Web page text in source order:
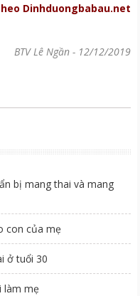
Dinhduongbabau.net
BTV Lê Ngần- 12/12/2019
bị mang thai và mang
con của mẹ
ở tuổi 30
làm mẹ